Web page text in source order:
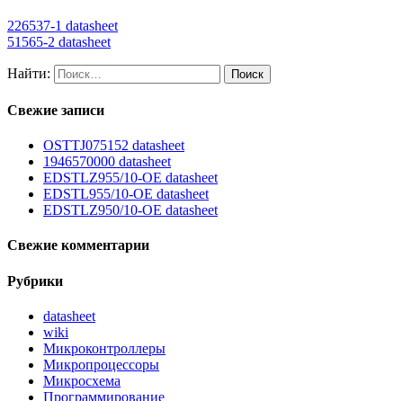
226537-1 datasheet
51565-2 datasheet
Найти:
Свежие записи
OSTTJ075152 datasheet
1946570000 datasheet
EDSTLZ955/10-OE datasheet
EDSTL955/10-OE datasheet
EDSTLZ950/10-OE datasheet
Свежие комментарии
Рубрики
datasheet
wiki
Микроконтроллеры
Микропроцессоры
Микросхема
Программирование